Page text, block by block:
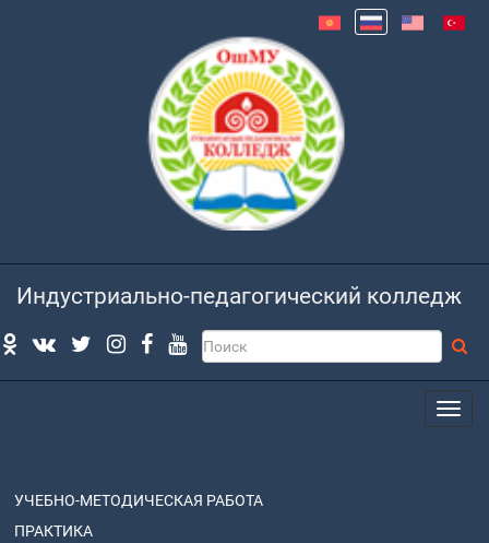
Индустриально-педагогический колледж
УЧЕБНО-МЕТОДИЧЕСКАЯ РАБОТА
ПРАКТИКА